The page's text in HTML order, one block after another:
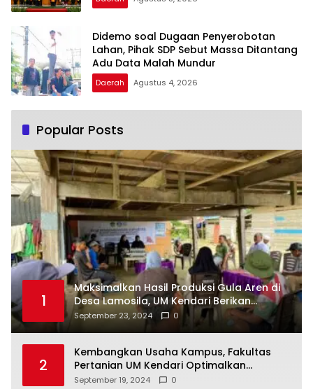
Didemo soal Dugaan Penyerobotan
Lahan, Pihak SDP Sebut Massa Ditantang
Adu Data Malah Mundur
Daerah Agustus 4, 2026
Popular Posts
1
Maksimalkan Hasil Produksi Gula Aren di
Desa Lamosila, UM Kendari Berikan
Bantuan Alat Produksi Modern
September 23, 2024 0
2
Kembangkan Usaha Kampus, Fakultas
Pertanian UM Kendari Optimalkan
Laboratorium Lapangan Agribisnis
September 19, 2024 0